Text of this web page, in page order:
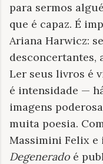
para sermos
que é capaz. É
Ariana Harwicz:
desconcertantes,
Ler seus livros é
é intensidade —
imagens
muita poesia.
Massimini Felix
Degenerado é